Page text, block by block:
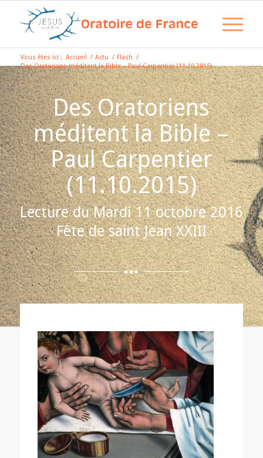
Vous êtes ici : Accueil / Actu / Flash /
Des Oratoriens méditent la Bible – Paul Carpentier (11.10.2015)
Des Oratoriens
méditent la Bible –
Paul Carpentier
(11.10.2015)
Lecture du Mardi 11 octobre 2016
Fête de saint Jean XXIII